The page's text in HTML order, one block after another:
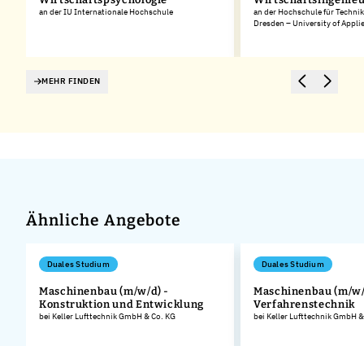
an der IU Internationale Hochschule
an der Hochschule für
Dresden – University of
MEHR FINDEN
Ähnliche Angebote
Duales Studium
Maschinenbau (m/w/d) -
Konstruktion und Entwicklung
bei Keller Lufttechnik GmbH & Co. KG
Duales Studium
Maschinenbau (m/
Verfahrenstechnik
bei Keller Lufttechnik GmbH &